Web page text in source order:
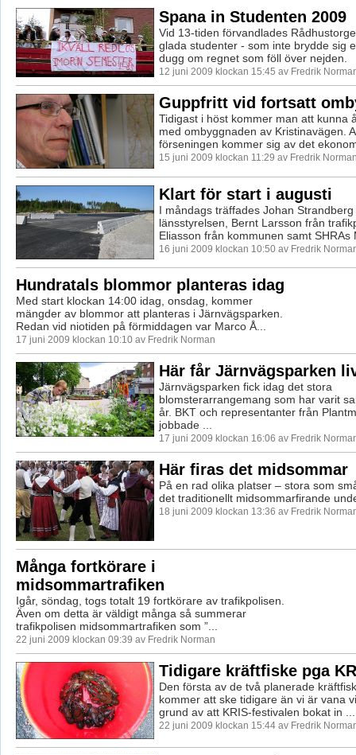
Spana in Studenten 2009
Vid 13-tiden förvandlades
glada studenter - som inte brydde sig
dugg om regnet som föll över nejden.
12 juni 2009 klockan 15:45 av Fredrik
Guppfritt vid fortsatt
Tidigast i höst kommer man att kunna
med ombyggnaden av Kristinavägen.
förseningen kommer sig av det
15 juni 2009 klockan 11:29 av Fredrik
Klart för start i augusti
I måndags träffades Johan Strandberg
länsstyrelsen, Bernt Larsson från
Eliasson från kommunen samt SHRAs
16 juni 2009 klockan 10:50 av Fredrik
Hundratals blommor planteras idag
Med start klockan 14:00 idag, onsdag, kommer
mängder av blommor att planteras i Järnvägsparken.
Redan vid niotiden på förmiddagen var Marco Å...
17 juni 2009 klockan 10:10 av Fredrik Norman
Här får Järnvägsparken
Järnvägsparken fick idag det stora
blomsterarrangemang som har varit
år. BKT och representanter från
jobbade ...
17 juni 2009 klockan 16:06 av Fredrik
Här firas det midsommar
På en rad olika platser – stora som
det traditionellt midsommarfirande
18 juni 2009 klockan 13:36 av Fredrik
Många fortkörare i
midsommartrafiken
Igår, söndag, togs totalt 19 fortkörare av trafikpolisen.
Även om detta är väldigt många så summerar
trafikpolisen midsommartrafiken som ”...
22 juni 2009 klockan 09:39 av Fredrik Norman
Tidigare kräftfiske pga
Den första av de två planerade
kommer att ske tidigare än vi är vana
grund av att KRIS-festivalen bokat in ...
22 juni 2009 klockan 15:44 av Fredrik